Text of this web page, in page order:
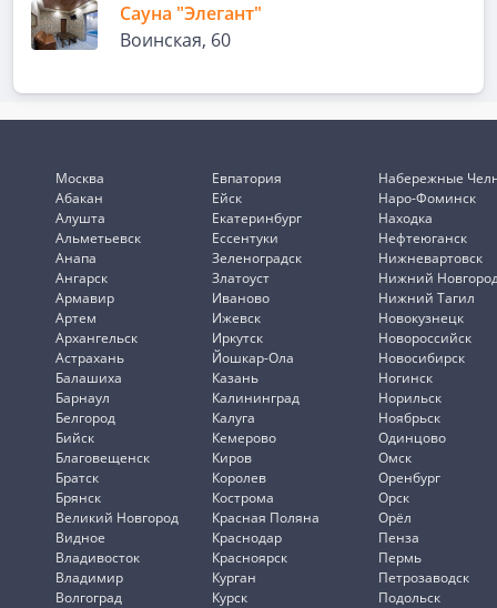
Сауна "Элегант"
Воинская, 60
Москва
Абакан
Алушта
Альметьевск
Анапа
Ангарск
Армавир
Артем
Архангельск
Астрахань
Балашиха
Барнаул
Белгород
Бийск
Благовещенск
Братск
Брянск
Великий Новгород
Видное
Владивосток
Владимир
Волгоград
Евпатория
Ейск
Екатеринбург
Ессентуки
Зеленоградск
Златоуст
Иваново
Ижевск
Иркутск
Йошкар-Ола
Казань
Калининград
Калуга
Кемерово
Киров
Королев
Кострома
Красная Поляна
Краснодар
Красноярск
Курган
Курск
Набережные
Наро-Фоминск
Находка
Нефтеюганск
Нижневартовск
Нижний
Нижний Тагил
Новокузнецк
Новороссийск
Новосибирск
Ногинск
Норильск
Ноябрьск
Одинцово
Омск
Оренбург
Орск
Орёл
Пенза
Пермь
Петрозаводск
Подольск